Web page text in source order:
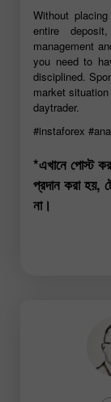
Without
entire
management
you need to
disciplined.
market
daytrader.
#instaforex
*এখানে পোস্ট
প্রদান করা হয়,
না।